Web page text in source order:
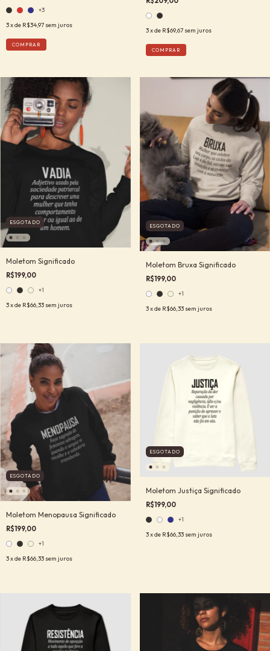
+3
3x de R$34,97 sem juros
COMPRAR
3x de R$69,67 sem juros
COMPRAR
ESGOTADO
Moletom Significado
R$199,00
+1
3x de R$66,33 sem juros
ESGOTADO
Moletom Bruxa Significado
R$199,00
+1
3x de R$66,33 sem juros
ESGOTADO
Moletom Menopausa Significado
R$199,00
+1
3x de R$66,33 sem juros
ESGOTADO
Moletom Justiça Significado
R$199,00
+1
3x de R$66,33 sem juros